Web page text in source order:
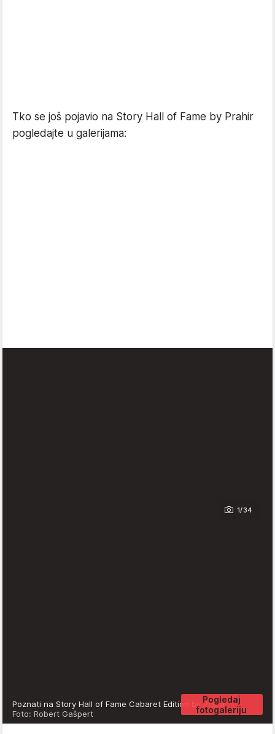
Tko se još pojavio na Story Hall of Fame by Prahir
pogledajte u galerijama:
1/34
Pogledaj
fotogaleriju
Poznati na Story Hall of Fame Cabaret Edition by Prahir
Foto: Robert Gašpert